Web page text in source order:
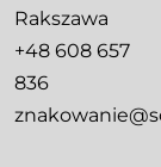
Rakszawa
+48 608 657
836